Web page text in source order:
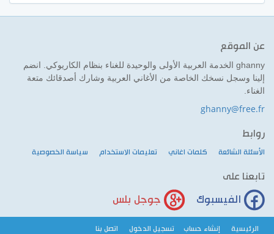
عن الموقع
ghanny الخدمة العربية الأولى والوحيدة للغناء بنظام الكاريوكي. انضم
إلينا وسجل نسخك الخاصة من الأغاني العربية وشارك أصدقائك متعة
الغناء.
ghanny@free.fr
روابط
الأسئلة الشائعة كلمات اغاني تعليمات الاستخدام سياسة الخصوصية
تابعنا على
الفيسبوك جوجل بلس
الرئيسية إنشاء حساب تسجيل الدخول اتصل بنا